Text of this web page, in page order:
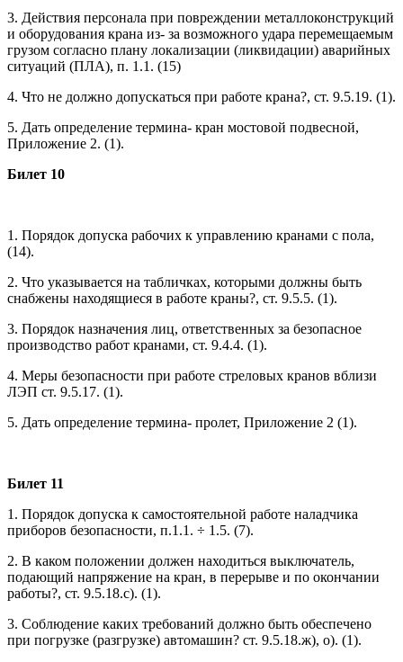
3. Действия персонала при повреждении металлоконструкций
и оборудования крана из- за возможного удара перемещаемым
грузом согласно плану локализации (ликвидации) аварийных
ситуаций (ПЛА), п. 1.1. (15)
4. Что не должно допускаться при работе крана?, ст. 9.5.19. (1).
5. Дать определение термина- кран мостовой подвесной,
Приложение 2. (1).
Билет 10
1. Порядок допуска рабочих к управлению кранами с пола,
(14).
2. Что указывается на табличках, которыми должны быть
снабжены находящиеся в работе краны?, ст. 9.5.5. (1).
3. Порядок назначения лиц, ответственных за безопасное
производство работ кранами, ст. 9.4.4. (1).
4. Меры безопасности при работе стреловых кранов вблизи
ЛЭП ст. 9.5.17. (1).
5. Дать определение термина- пролет, Приложение 2 (1).
Билет 11
1. Порядок допуска к самостоятельной работе наладчика
приборов безопасности, п.1.1. ÷ 1.5. (7).
2. В каком положении должен находиться выключатель,
подающий напряжение на кран, в перерыве и по окончании
работы?, ст. 9.5.18.с). (1).
3. Соблюдение каких требований должно быть обеспечено
при погрузке (разгрузке) автомашин? ст. 9.5.18.ж), о). (1).